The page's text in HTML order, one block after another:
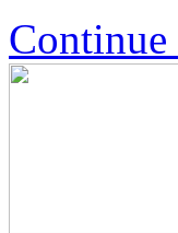
Continue